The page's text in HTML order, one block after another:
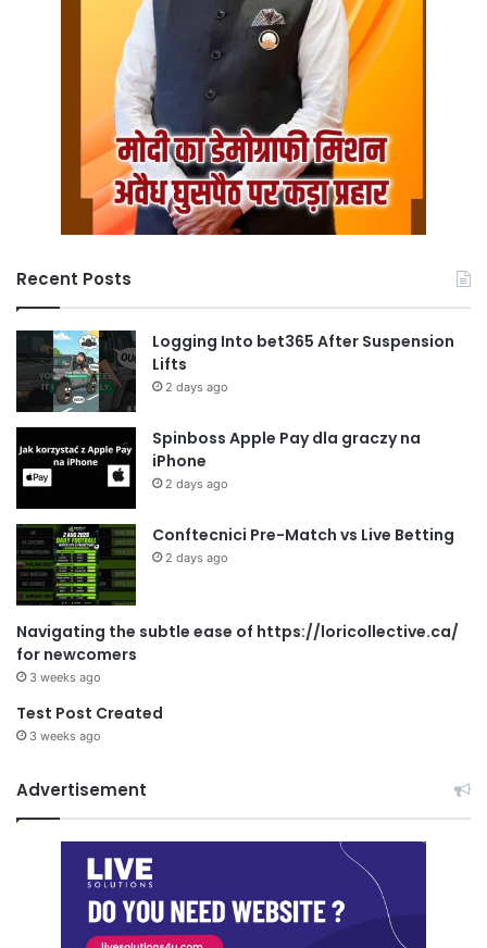
Recent Posts
Logging Into bet365 After Suspension
Lifts
2 days ago
Spinboss Apple Pay dla graczy na
iPhone
2 days ago
Conftecnici Pre-Match vs Live Betting
2 days ago
Navigating the subtle ease of https://loricollective.ca/
for newcomers
3 weeks ago
Test Post Created
3 weeks ago
Advertisement